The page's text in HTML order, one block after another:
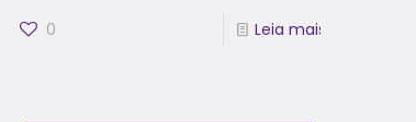
0 Leia mais